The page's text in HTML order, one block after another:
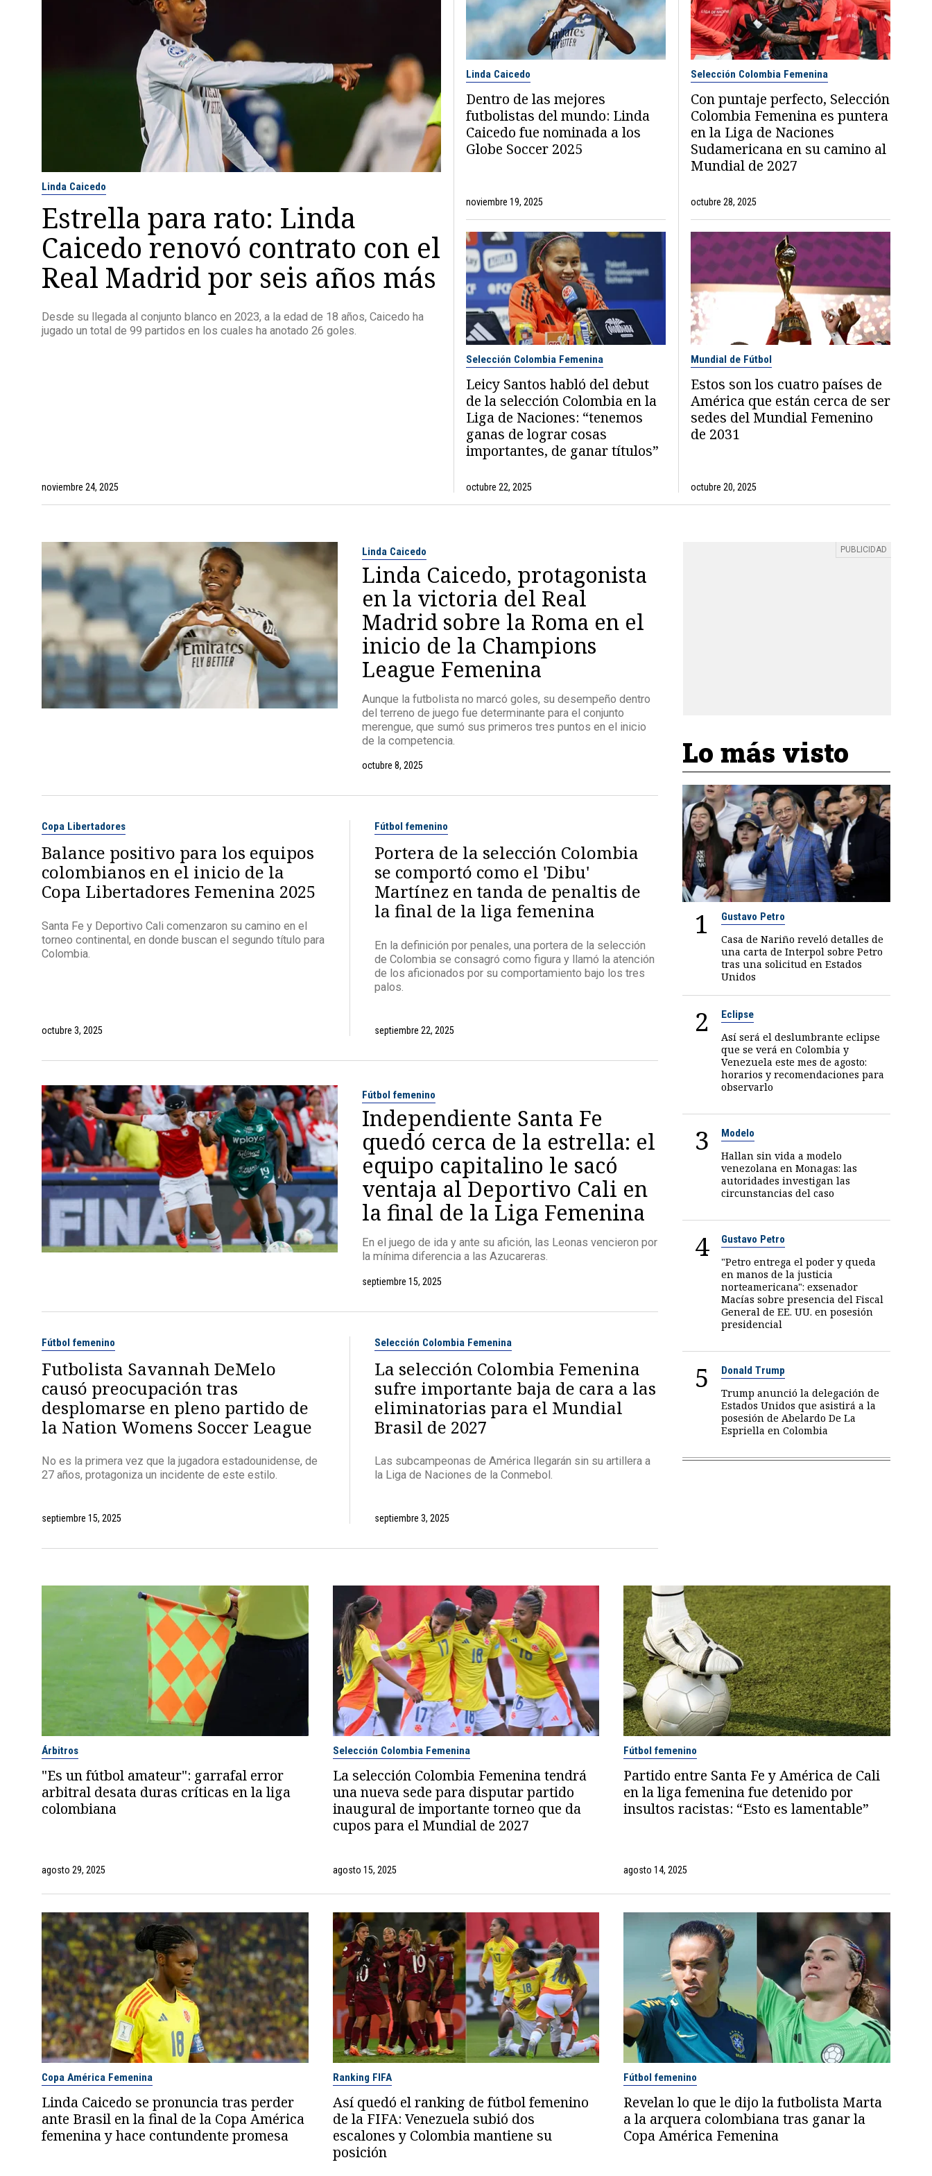
Linda Caicedo
Estrella para rato: Linda
Caicedo renovó contrato con el
Real Madrid por seis años más
Desde su llegada al conjunto blanco en 2023, a la edad de 18 años, Caicedo ha
jugado un total de 99 partidos en los cuales ha anotado 26 goles.
noviembre 24, 2025
Linda Caicedo
Dentro de las mejores
futbolistas del mundo: Linda
Caicedo fue nominada a los
Globe Soccer 2025
noviembre 19, 2025
Selección Colombia Femenina
Con puntaje perfecto, Selección
Colombia Femenina es puntera
en la Liga de Naciones
Sudamericana en su camino al
Mundial de 2027
octubre 28, 2025
Selección Colombia Femenina
Leicy Santos habló del debut
de la selección Colombia en la
Liga de Naciones: “tenemos
ganas de lograr cosas
importantes, de ganar títulos”
octubre 22, 2025
Mundial de Fútbol
Estos son los cuatro países de
América que están cerca de ser
sedes del Mundial Femenino
de 2031
octubre 20, 2025
Linda Caicedo
Linda Caicedo, protagonista
en la victoria del Real
Madrid sobre la Roma en el
inicio de la Champions
League Femenina
Aunque la futbolista no marcó goles, su desempeño dentro
del terreno de juego fue determinante para el conjunto
merengue, que sumó sus primeros tres puntos en el inicio
de la competencia.
octubre 8, 2025
Copa Libertadores
Balance positivo para los equipos
colombianos en el inicio de la
Copa Libertadores Femenina 2025
Santa Fe y Deportivo Cali comenzaron su camino en el
torneo continental, en donde buscan el segundo título para
Colombia.
octubre 3, 2025
Fútbol femenino
Portera de la selección Colombia
se comportó como el 'Dibu'
Martínez en tanda de penaltis de
la final de la liga femenina
En la definición por penales, una portera de la selección
de Colombia se consagró como figura y llamó la atención
de los aficionados por su comportamiento bajo los tres
palos.
septiembre 22, 2025
Fútbol femenino
Independiente Santa Fe
quedó cerca de la estrella: el
equipo capitalino le sacó
ventaja al Deportivo Cali en
la final de la Liga Femenina
En el juego de ida y ante su afición, las Leonas vencieron por
la mínima diferencia a las Azucareras.
septiembre 15, 2025
Fútbol femenino
Futbolista Savannah DeMelo
causó preocupación tras
desplomarse en pleno partido de
la Nation Womens Soccer League
No es la primera vez que la jugadora estadounidense, de
27 años, protagoniza un incidente de este estilo.
septiembre 15, 2025
Selección Colombia Femenina
La selección Colombia Femenina
sufre importante baja de cara a las
eliminatorias para el Mundial
Brasil de 2027
Las subcampeonas de América llegarán sin su artillera a
la Liga de Naciones de la Conmebol.
septiembre 3, 2025
Lo más visto
1 Gustavo Petro
Casa de Nariño reveló detalles de
una carta de Interpol sobre Petro
tras una solicitud en Estados
Unidos
2 Eclipse
Así será el deslumbrante eclipse
que se verá en Colombia y
Venezuela este mes de agosto:
horarios y recomendaciones para
observarlo
3 Modelo
Hallan sin vida a modelo
venezolana en Monagas: las
autoridades investigan las
circunstancias del caso
4 Gustavo Petro
"Petro entrega el poder y queda
en manos de la justicia
norteamericana": exsenador
Macías sobre presencia del Fiscal
General de EE. UU. en posesión
presidencial
5 Donald Trump
Trump anunció la delegación de
Estados Unidos que asistirá a la
posesión de Abelardo De La
Espriella en Colombia
Árbitros
"Es un fútbol amateur": garrafal error
arbitral desata duras críticas en la liga
colombiana
agosto 29, 2025
Selección Colombia Femenina
La selección Colombia Femenina tendrá
una nueva sede para disputar partido
inaugural de importante torneo que da
cupos para el Mundial de 2027
agosto 15, 2025
Fútbol femenino
Partido entre Santa Fe y América de Cali
en la liga femenina fue detenido por
insultos racistas: “Esto es lamentable”
agosto 14, 2025
Copa América Femenina
Linda Caicedo se pronuncia tras perder
ante Brasil en la final de la Copa América
femenina y hace contundente promesa
Ranking FIFA
Así quedó el ranking de fútbol femenino
de la FIFA: Venezuela subió dos
escalones y Colombia mantiene su
posición
Fútbol femenino
Revelan lo que le dijo la futbolista Marta
a la arquera colombiana tras ganar la
Copa América Femenina